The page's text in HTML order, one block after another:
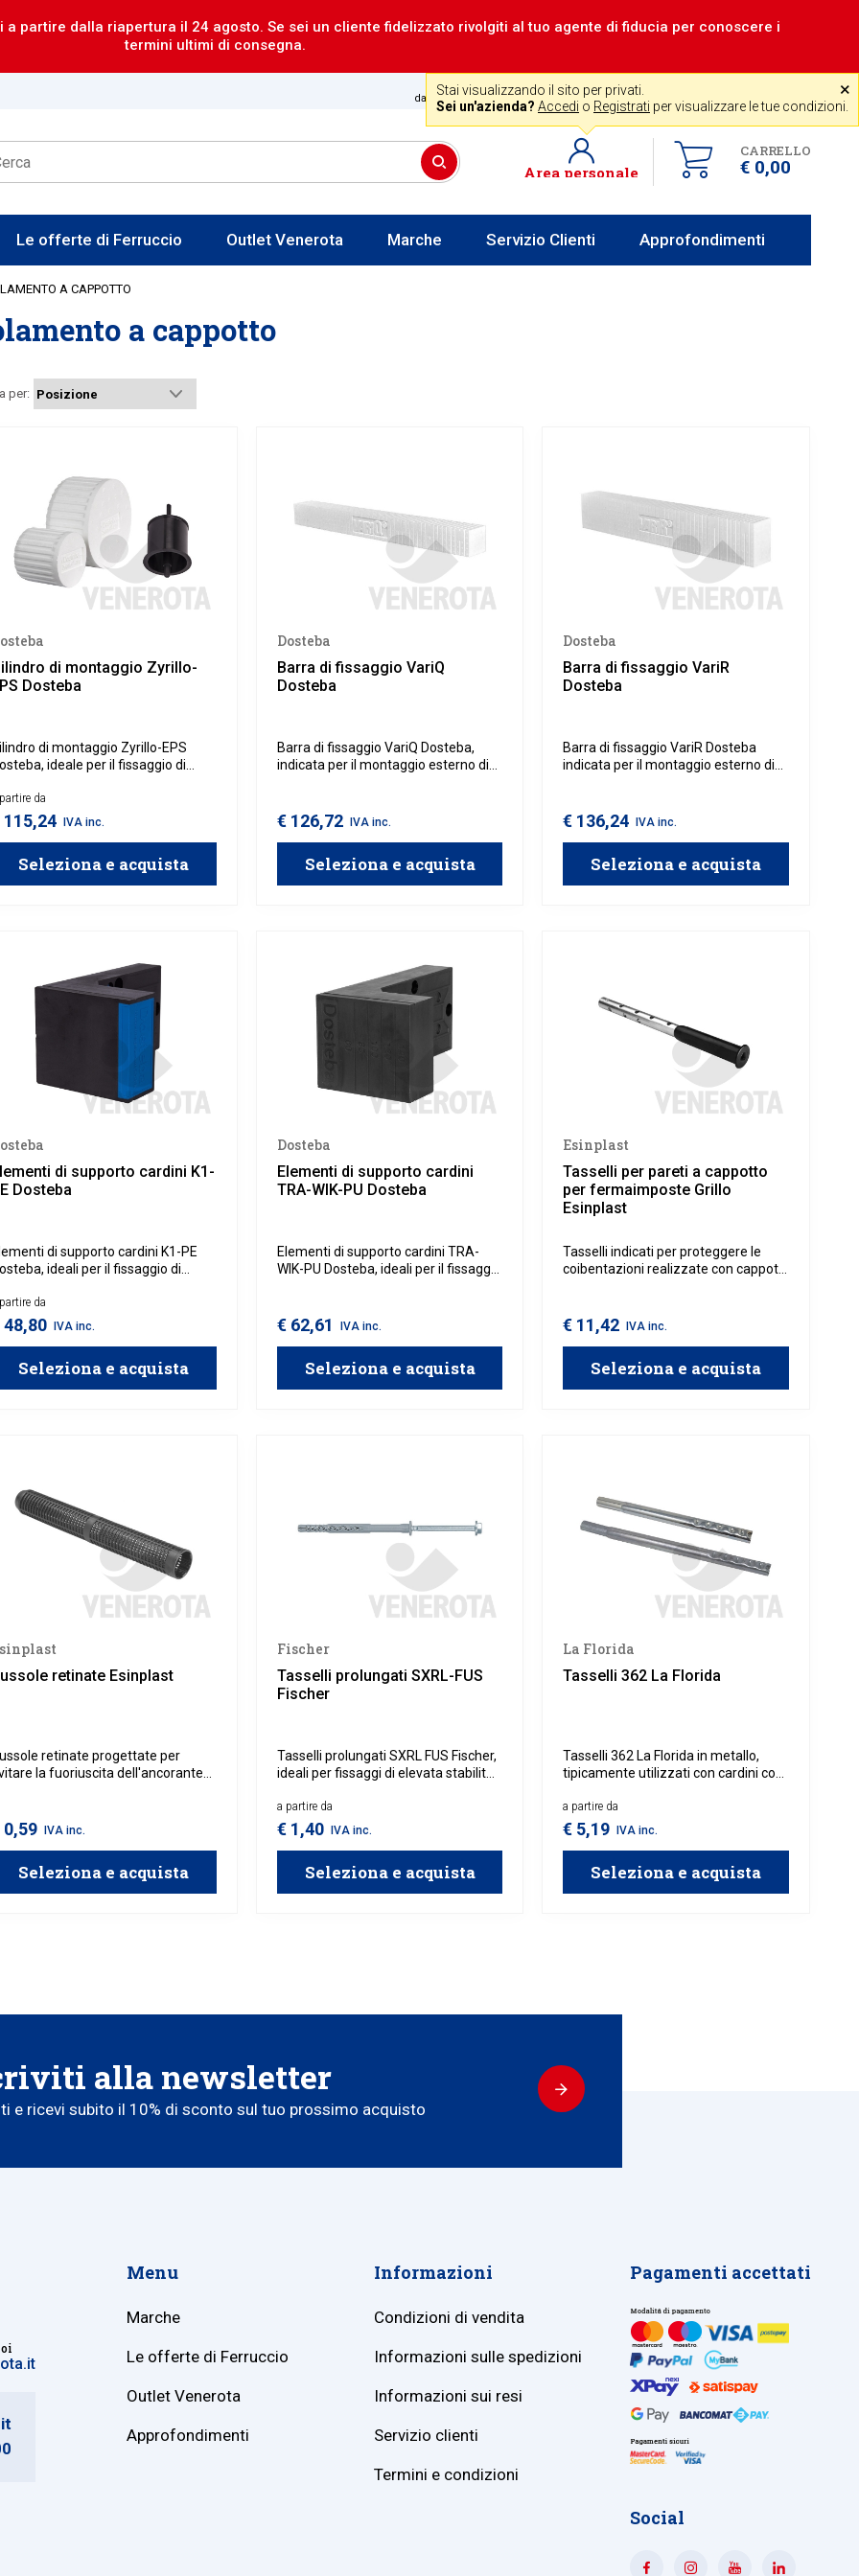
partire dalla riapertura il 24 agosto. Se sei un cliente fidelizzato rivolgiti al tuo agente di fiducia per conoscere i
termini ultimi di consegna.
Assistenza gratuita
dal lun al ven 8-12 14-18 +39 0341 256700 ˟
Stai visualizzando il sito per privati.
Sei un'azienda? Accedi o Registrati per visualizzare le tue condizioni.
CARRELLO
€ 0,00
Area personale
Le offerte di Ferruccio Outlet Venerota Marche Servizio Clienti Approfondimenti
A CAPPOTTO
a cappotto
per:
di montaggio Zyrillo-
Dosteba
di montaggio Zyrillo-EPS
ideale per il fissaggio di
con isolamento termico a
da
115,24 IVA inc.
Seleziona e acquista
Dosteba
Barra di fissaggio VariQ
Dosteba
Barra di fissaggio VariQ Dosteba,
indicata per il montaggio esterno di
cappotto.
€ 126,72 IVA inc.
Seleziona e acquista
Dosteba
Barra di fissaggio VariR
Dosteba
Barra di fissaggio VariR Dosteba
indicata per il montaggio esterno di
cappotto.
€ 136,24 IVA inc.
Seleziona e acquista
di supporto cardini K1-
Dosteba
di supporto cardini K1-PE
ideali per il fissaggio di
a cappotto.
da
48,80 IVA inc.
Seleziona e acquista
Dosteba
Elementi di supporto cardini
TRA-WIK-PU Dosteba
Elementi di supporto cardini TRA-
WIK-PU Dosteba, ideali per il fissaggio
€ 62,61 IVA inc.
Seleziona e acquista
Esinplast
Tasselli per pareti a cappotto
per fermaimposte Grillo
Esinplast
Tasselli indicati per proteggere le
coibentazioni realizzate con cappotti
cardini. Indicati per pareti a cappotto
e per il fissaggio delle fermaimposte
€ 11,42 IVA inc.
Seleziona e acquista
retinate Esinplast
retinate progettate per
la fuoriuscita dell'ancorante
0,59 IVA inc.
Seleziona e acquista
Fischer
Tasselli prolungati SXRL-FUS
Fischer
Tasselli prolungati SXRL FUS Fischer,
ideali per fissaggi di elevata stabilità
Grazie alla loro lunghezza estesa,
distribuiscono il carico in modo
uniforme, rendendoli perfetti per
montaggio di strutture o pannelli
isolanti.
a partire da
€ 1,40 IVA inc.
Seleziona e acquista
La Florida
Tasselli 362 La Florida
Tasselli 362 La Florida in metallo,
tipicamente utilizzati con cardini con
diverse lunghezze per adattarsi allo
spessore del cappotto.
a partire da
€ 5,19 IVA inc.
Seleziona e acquista
alla newsletter
e ricevi subito il 10% di sconto sul tuo prossimo acquisto
Menu
Marche
Le offerte di Ferruccio
Outlet Venerota
Approfondimenti
Informazioni
Condizioni di vendita
Informazioni sulle spedizioni
Informazioni sui resi
Servizio clienti
Termini e condizioni
Pagamenti accettati
Social